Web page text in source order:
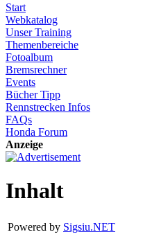
Start
Webkatalog
Unser Training
Themenbereiche
Fotoalbum
Bremsrechner
Events
Bücher Tipp
Rennstrecken Infos
FAQs
Honda Forum
Anzeige
Inhalt
Powered by Sigsiu.NET